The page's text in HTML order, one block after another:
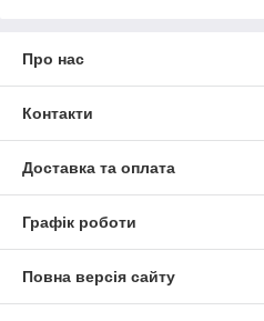
Про нас
Контакти
Доставка та оплата
Графік роботи
Повна версія сайту